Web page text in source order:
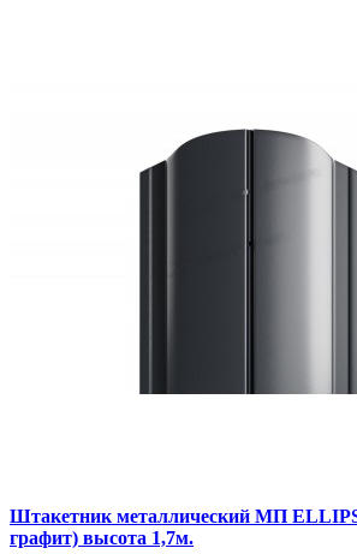
Штакетник металлический МП
графит) высота 1,7м.